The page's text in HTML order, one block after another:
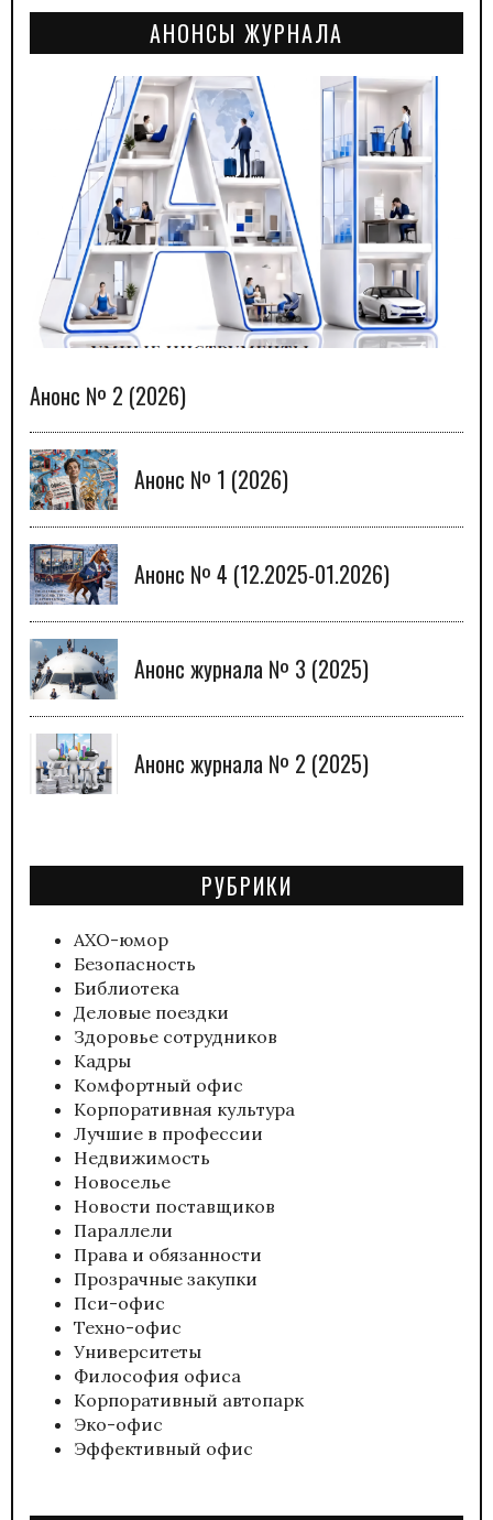
АНОНСЫ ЖУРНАЛА
Анонс № 2 (2026)
Анонс № 1 (2026)
Анонс № 4 (12.2025-01.2026)
Анонс журнала № 3 (2025)
Анонс журнала № 2 (2025)
РУБРИКИ
АХО-юмор
Безопасность
Библиотека
Деловые поездки
Здоровье сотрудников
Кадры
Комфортный офис
Корпоративная культура
Лучшие в профессии
Недвижимость
Новоселье
Новости поставщиков
Параллели
Права и обязанности
Прозрачные закупки
Пси-офис
Техно-офис
Университеты
Философия офиса
Корпоративный автопарк
Эко-офис
Эффективный офис